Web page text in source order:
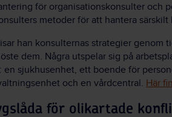
för organisationskonsulter och
metoder för att hantera
han konsulternas strategier genom
dem. Några utspelar sig på
en sjukhusenhet, ett boende för
och en vårdcentral. Här
för olikartade